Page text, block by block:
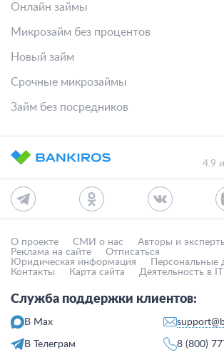
Онлайн займы
Микрозайм без процентов
Новый займ
Срочные микрозаймы
Займ без посредников
4.9
О проекте СМИ о нас Авторы и
Реклама на сайте
Отписаться
Юридическая информация
Персональные
Контакты
Карта сайта Деятельность в IT
Служба поддержки клиентов:
В Max
В Телеграм
8 (800)